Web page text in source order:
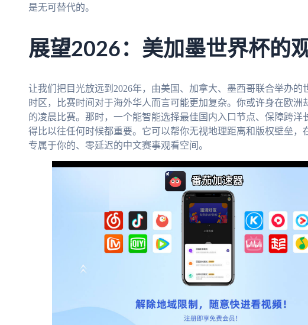
是无可替代的。
展望2026：美加墨世界杯的
让我们把目光放远到2026年，由美国、加拿大、墨西哥联合举办
时区，比赛时间对于海外华人而言可能更加复杂。你或许身在欧
的凌晨比赛。那时，一个能智能选择最佳国内入口节点、保障跨洋
得比以往任何时候都重要。它可以帮你无视地理距离和版权壁垒，
专属于你的、零延迟的中文赛事观看空间。